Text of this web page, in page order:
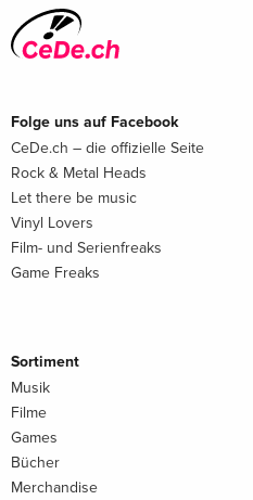
Folge uns auf Facebook
CeDe.ch – die offizielle Seite
Rock & Metal Heads
Let there be music
Vinyl Lovers
Film- und Serienfreaks
Game Freaks
Sortiment
Musik
Filme
Games
Bücher
Merchandise